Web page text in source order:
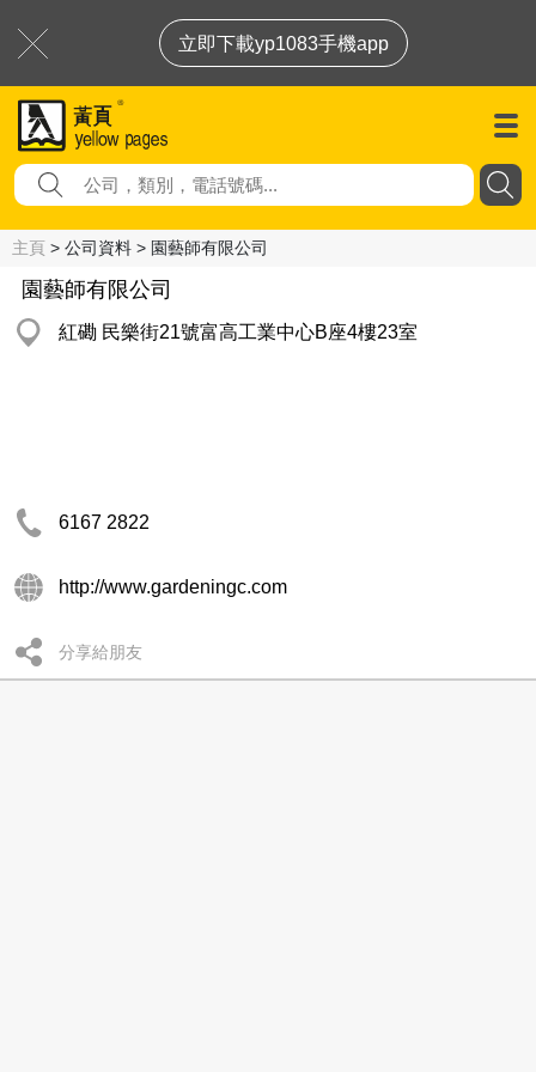
立即下載yp1083手機app
主頁 > 公司資料 > 園藝師有限公司
園藝師有限公司
紅磡 民樂街21號富高工業中心B座4樓23室
6167 2822
http://www.gardeningc.com
分享給朋友